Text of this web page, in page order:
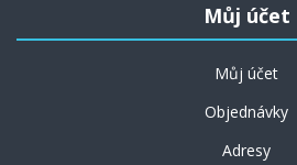
Můj účet
Můj účet
Objednávky
Adresy